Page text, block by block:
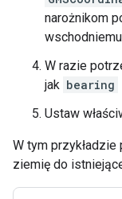
narożnikom
W razie
jak bearing
Ustaw
W tym przykładzie
ziemię do